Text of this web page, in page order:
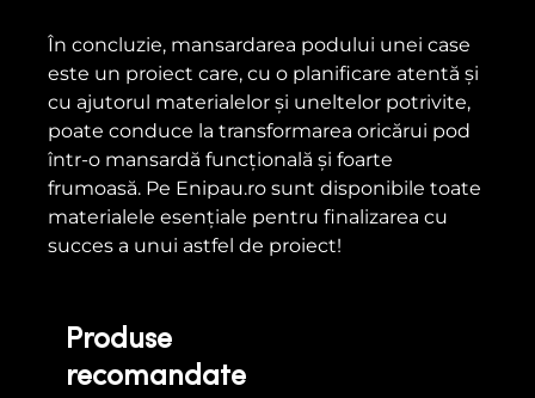
În concluzie, mansardarea podului unei case
este un proiect care, cu o planificare atentă și
cu ajutorul materialelor și uneltelor potrivite,
poate conduce la transformarea oricărui pod
într-o mansardă funcțională și foarte
frumoasă. Pe Enipau.ro sunt disponibile toate
materialele esențiale pentru finalizarea cu
succes a unui astfel de proiect!
Produse
recomandate